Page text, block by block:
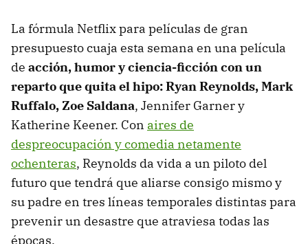
La fórmula Netflix para películas de gran
presupuesto cuaja esta semana en una película
de acción, humor y ciencia-ficción con un
reparto que quita el hipo: Ryan Reynolds, Mark
Ruffalo, Zoe Saldana, Jennifer Garner y
Katherine Keener. Con aires de
despreocupación y comedia netamente
ochenteras, Reynolds da vida a un piloto del
futuro que tendrá que aliarse consigo mismo y
su padre en tres líneas temporales distintas para
prevenir un desastre que atraviesa todas las
épocas.